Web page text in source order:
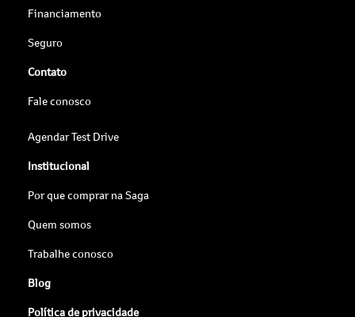
Financiamento
Seguro
Contato
Fale conosco
Agendar Test Drive
Institucional
Por que comprar na Saga
Quem somos
Trabalhe conosco
Blog
Política de privacidade